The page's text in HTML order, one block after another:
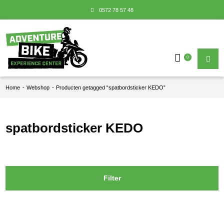
0572 78 57 48
0
Home - Webshop - Producten getagged “spatbordsticker KEDO”
spatbordsticker KEDO
Filter